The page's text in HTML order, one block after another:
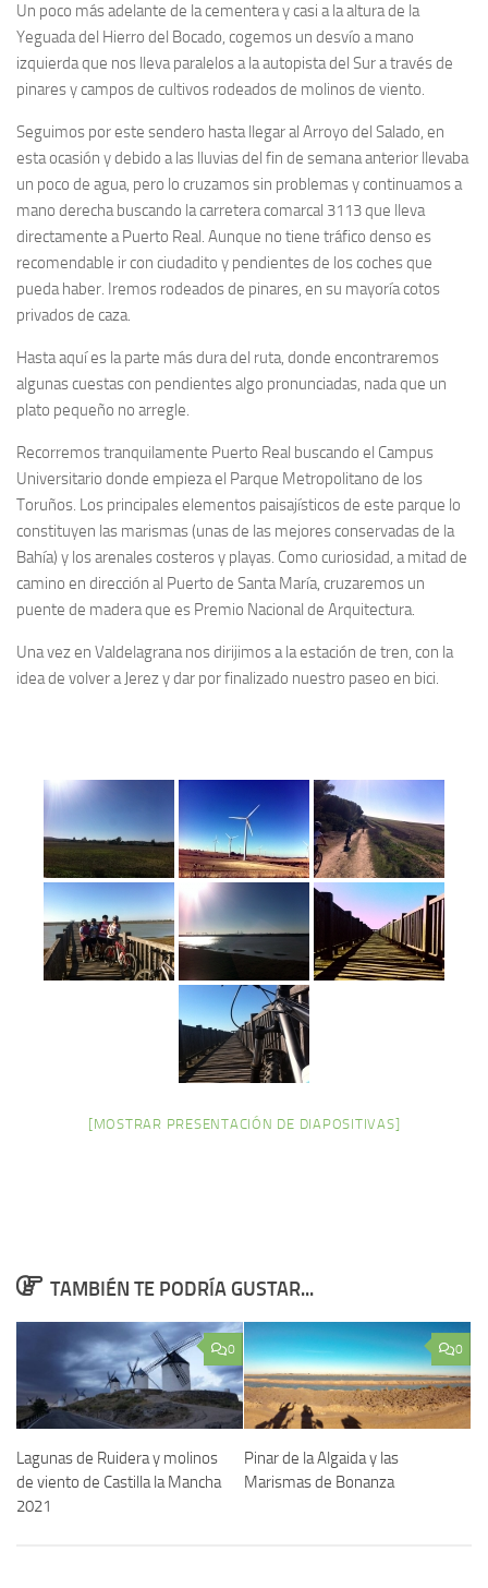
Un poco más adelante de la cementera y casi a la altura de la
Yeguada del Hierro del Bocado, cogemos un desvío a mano
izquierda que nos lleva paralelos a la autopista del Sur a través de
pinares y campos de cultivos rodeados de molinos de viento.
Seguimos por este sendero hasta llegar al Arroyo del Salado, en
esta ocasión y debido a las lluvias del fin de semana anterior llevaba
un poco de agua, pero lo cruzamos sin problemas y continuamos a
mano derecha buscando la carretera comarcal 3113 que lleva
directamente a Puerto Real. Aunque no tiene tráfico denso es
recomendable ir con ciudadito y pendientes de los coches que
pueda haber. Iremos rodeados de pinares, en su mayoría cotos
privados de caza.
Hasta aquí es la parte más dura del ruta, donde encontraremos
algunas cuestas con pendientes algo pronunciadas, nada que un
plato pequeño no arregle.
Recorremos tranquilamente Puerto Real buscando el Campus
Universitario donde empieza el Parque Metropolitano de los
Toruños. Los principales elementos paisajísticos de este parque lo
constituyen las marismas (unas de las mejores conservadas de la
Bahía) y los arenales costeros y playas. Como curiosidad, a mitad de
camino en dirección al Puerto de Santa María, cruzaremos un
puente de madera que es Premio Nacional de Arquitectura.
Una vez en Valdelagrana nos dirijimos a la estación de tren, con la
idea de volver a Jerez y dar por finalizado nuestro paseo en bici.
[MOSTRAR PRESENTACIÓN DE DIAPOSITIVAS]
TAMBIÉN TE PODRÍA GUSTAR...
0
Lagunas de Ruidera y molinos
de viento de Castilla la Mancha
2021
0
Pinar de la Algaida y las
Marismas de Bonanza